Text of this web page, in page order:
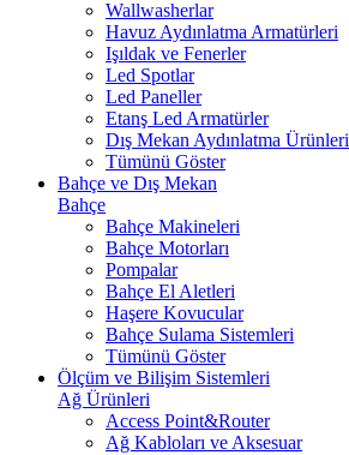
Wallwasherlar
Havuz Aydınlatma Armatürleri
Işıldak ve Fenerler
Led Spotlar
Led Paneller
Etanş Led Armatürler
Dış Mekan Aydınlatma Ürünleri
Tümünü Göster
Bahçe ve Dış Mekan
Bahçe
Bahçe Makineleri
Bahçe Motorları
Pompalar
Bahçe El Aletleri
Haşere Kovucular
Bahçe Sulama Sistemleri
Tümünü Göster
Ölçüm ve Bilişim Sistemleri
Ağ Ürünleri
Access Point&Router
Ağ Kabloları ve Aksesuar